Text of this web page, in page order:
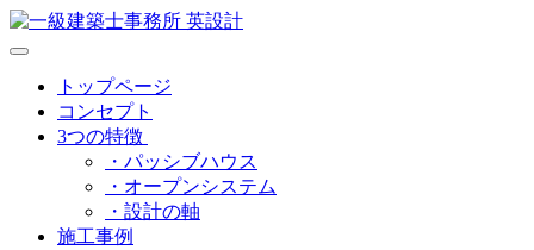
トップページ
コンセプト
3つの特徴
・パッシブハウス
・オープンシステム
・設計の軸
施工事例